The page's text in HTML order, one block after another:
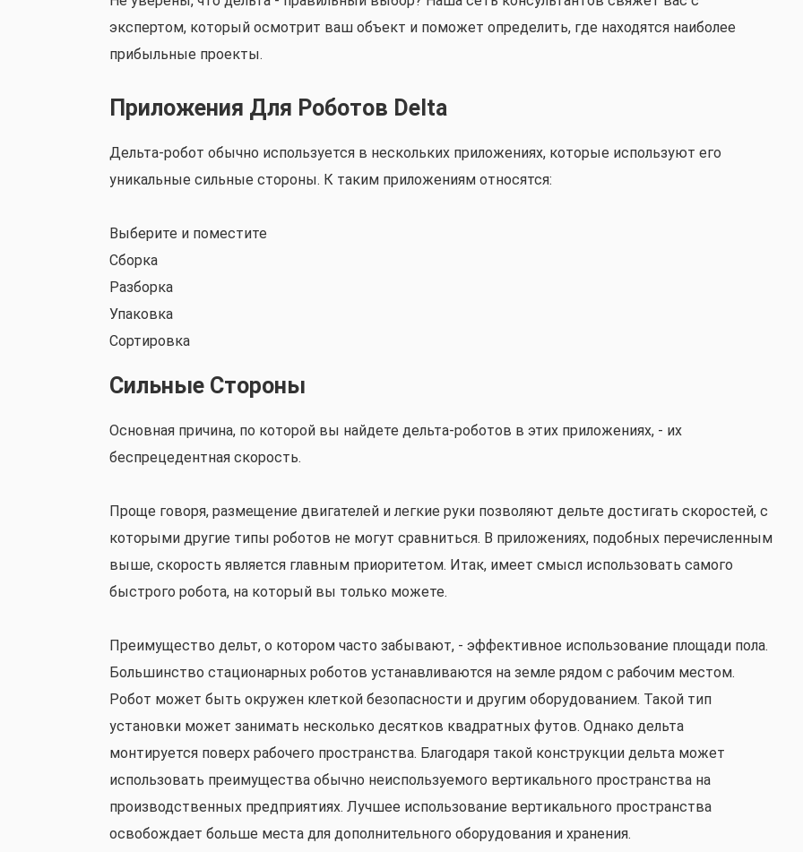
экспертом, который осмотрит ваш объект и поможет определить, где находятся наиболее
прибыльные проекты.
Приложения Для Роботов Delta
Дельта-робот обычно используется в нескольких приложениях, которые используют его
уникальные сильные стороны. К таким приложениям относятся:
Выберите и поместите
Сборка
Разборка
Упаковка
Сортировка
Сильные Стороны
Основная причина, по которой вы найдете дельта-роботов в этих приложениях, - их
беспрецедентная скорость.
Проще говоря, размещение двигателей и легкие руки позволяют дельте достигать скоростей, с
которыми другие типы роботов не могут сравниться. В приложениях, подобных перечисленным
выше, скорость является главным приоритетом. Итак, имеет смысл использовать самого
быстрого робота, на который вы только можете.
Преимущество дельт, о котором часто забывают, - эффективное использование площади пола.
Большинство стационарных роботов устанавливаются на земле рядом с рабочим местом.
Робот может быть окружен клеткой безопасности и другим оборудованием. Такой тип
установки может занимать несколько десятков квадратных футов. Однако дельта
монтируется поверх рабочего пространства. Благодаря такой конструкции дельта может
использовать преимущества обычно неиспользуемого вертикального пространства на
производственных предприятиях. Лучшее использование вертикального пространства
освобождает больше места для дополнительного оборудования и хранения.